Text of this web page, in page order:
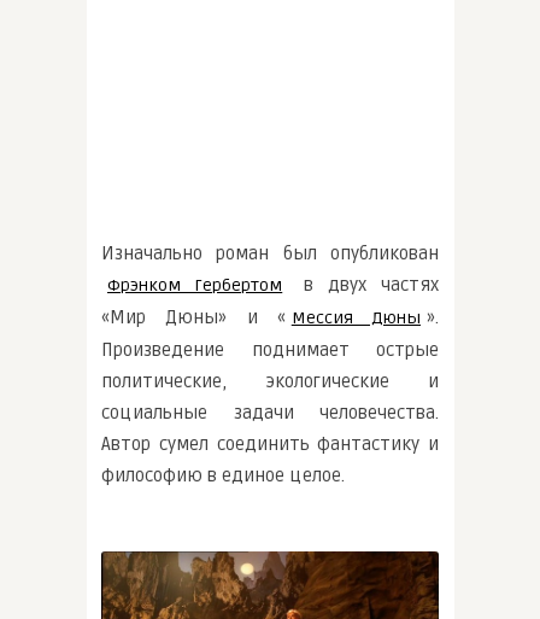
Изначально роман был опубликован
Фрэнком Гербертом
в двух частях
«Мир Дюны» и « Мессия Дюны ».
Произведение поднимает острые
политические, экологические и
социальные задачи человечества.
Автор сумел соединить фантастику и
философию в единое целое.